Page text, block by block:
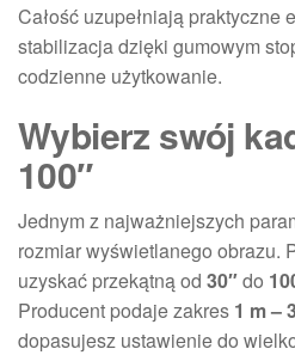
Całość uzupełniają praktyczne
stabilizacja dzięki gumowym
codzienne użytkowanie.
Wybierz swój
100″
Jednym z najważniejszych
rozmiar wyświetlanego obrazu.
uzyskać przekątną od 30″do
Producent podaje zakres 1 m –
dopasujesz ustawienie do